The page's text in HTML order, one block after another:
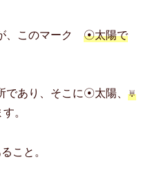
、このマーク ☉太陽で
あり、そこに☉太陽、 ♅
。
こと。